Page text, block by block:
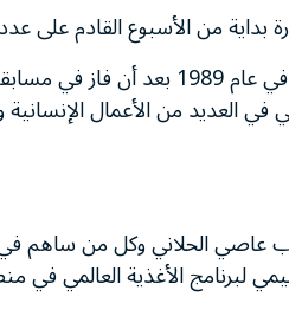
بداية من الأسبوع القادم على
وقد بدأ حلاني مشواره الغنائي
في العديد من الأعمال
عاصي الحلاني وكل من ساهم
لبرنامج الأغذية